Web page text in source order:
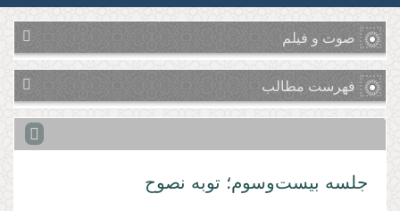
صوت و فیلم
فهرست مطالب
جلسه بیست‌وسوم؛ توبه نصوح